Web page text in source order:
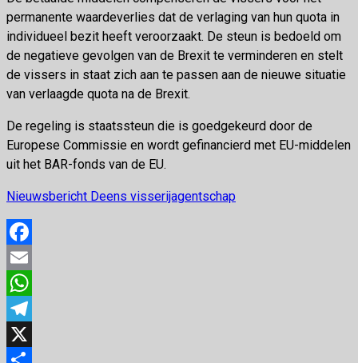
permanente waardeverlies dat de verlaging van hun quota in
individueel bezit heeft veroorzaakt. De steun is bedoeld om
de negatieve gevolgen van de Brexit te verminderen en stelt
de vissers in staat zich aan te passen aan de nieuwe situatie
van verlaagde quota na de Brexit.
De regeling is staatssteun die is goedgekeurd door de
Europese Commissie en wordt gefinancierd met EU-middelen
uit het BAR-fonds van de EU.
Nieuwsbericht Deens visserijagentschap
Facebook
Email
WhatsApp
Telegram
X